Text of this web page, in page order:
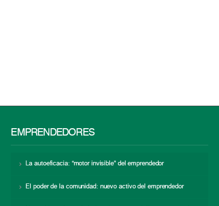
EMPRENDEDORES
La autoeficacia: “motor invisible” del emprendedor
El poder de la comunidad: nuevo activo del emprendedor